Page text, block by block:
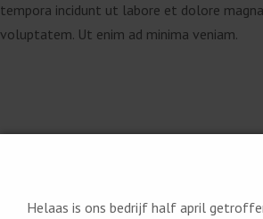
tempora incidunt ut labore et dolore
voluptatem. Ut enim ad minima veniam.
Helaas is ons bedrijf half april